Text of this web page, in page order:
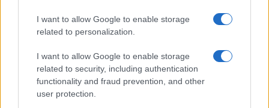
I want to allow Google to enable storage
related to personalization.
I want to allow Google to enable storage
related to security, including authentication
functionality and fraud prevention, and other
user protection.
Pence a cikk írója szerint hű
maradt a stílusához és
személyiségéhez, azonban
szerinte, ha a január 6-ai
események nem történnek meg